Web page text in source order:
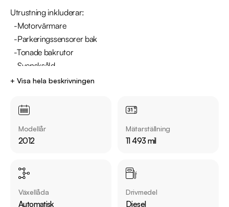
Utrustning inkluderar:
Årsskatt: Endast 2667 kr
Vid blandad körning är förbrukning endast 0.53 l/mil
Besiktigad till och med 2026-08-31
Möjlighet till 12-60 månaders garanti
Servicehistorik:
2017-11-30 - 5098 mil
+ Visa hela beskrivningen
Modellår
2012
Mätarställning
11 493 mil
Växellåda
Automatisk
Drivmedel
Diesel